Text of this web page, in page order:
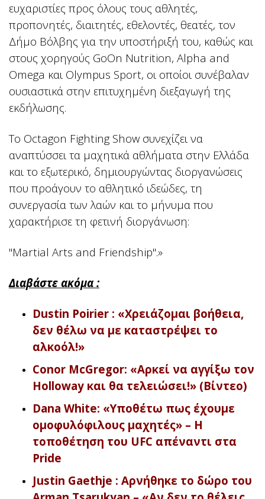
ευχαριστίες προς όλους τους αθλητές,
προπονητές, διαιτητές, εθελοντές, θεατές, τον
Δήμο Βόλβης για την υποστήριξή του, καθώς και
στους χορηγούς GoOn Nutrition, Alpha and
Omega και Olympus Sport, οι οποίοι συνέβαλαν
ουσιαστικά στην επιτυχημένη διεξαγωγή της
εκδήλωσης.
Το Octagon Fighting Show συνεχίζει να
αναπτύσσει τα μαχητικά αθλήματα στην Ελλάδα
και το εξωτερικό, δημιουργώντας διοργανώσεις
που προάγουν το αθλητικό ιδεώδες, τη
συνεργασία των λαών και το μήνυμα που
χαρακτήρισε τη φετινή διοργάνωση:
"Martial Arts and Friendship".»
Διαβάστε ακόμα :
Dustin Poirier : «Χρειάζομαι βοήθεια,
δεν θέλω να με καταστρέψει το
αλκοόλ!»
Conor McGregor: «Αρκεί να αγγίξω τον
Holloway και θα τελειώσει!» (Βίντεο)
Dana White: «Υποθέτω πως έχουμε
ομοφυλόφιλους μαχητές» – Η
τοποθέτηση του UFC απέναντι στα
Pride
Justin Gaethje : Αρνήθηκε το δώρο του